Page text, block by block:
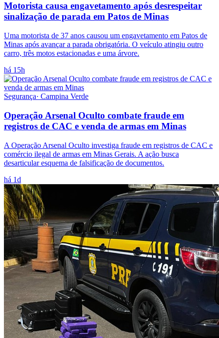
Motorista causa engavetamento após desrespeitar
sinalização de parada em Patos de Minas
Uma motorista de 37 anos causou um engavetamento em Patos de
Minas após avançar a parada obrigatória. O veículo atingiu outro
carro, três motos estacionadas e uma árvore.
há 15h
Segurança· Campina Verde
Operação Arsenal Oculto combate fraude em
registros de CAC e venda de armas em Minas
A Operação Arsenal Oculto investiga fraude em registros de CAC e
comércio ilegal de armas em Minas Gerais. A ação busca
desarticular esquema de falsificação de documentos.
há 1d